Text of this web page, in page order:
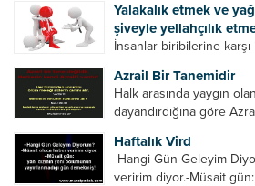
yollarla anlamaya
bir kelime olan meal;...
Yalakalık etmek ve
şiveyle yellahçılık
İnsanlar biribilerine
makam gücü, nesep
diğer insanları
bu güçler...
Azrail Bir Tanemidir
Halk arasında yaygın
dayandırdığına göre
Azrail tek başına aynı
canını...
Haftalık Vird
-Hangi Gün Geleyim
veririm diyor.-Müsait